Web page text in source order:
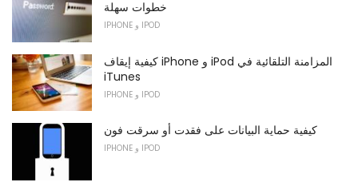
خطوات سهلة
IPHONE و IPOD
كيفية إيقاف iPhone و iPod المزامنة التلقائية في
iTunes
IPHONE و IPOD
كيفية حماية البيانات على فقدت أو سرقت فون
IPHONE و IPOD